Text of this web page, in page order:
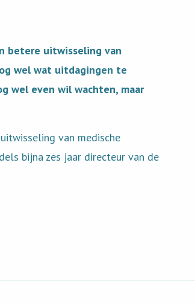
betere uitwisseling van
wel wat uitdagingen te
wel even wil wachten, maar
van medische
bijna zes jaar directeur van de